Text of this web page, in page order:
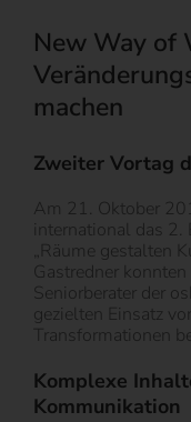
New Way of
machen
Zweiter Vortag
Am 21. Oktober
international das 2.
„Räume gestalten
Gastredner
Seniorberater der
gezielten Einsatz
Transformationen
Komplexe
Kommunikation